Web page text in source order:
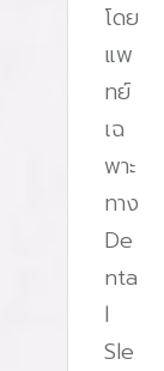
โดย
แพ
ทย์
เฉ
พาะ
ทาง
De
nta
l
Sle